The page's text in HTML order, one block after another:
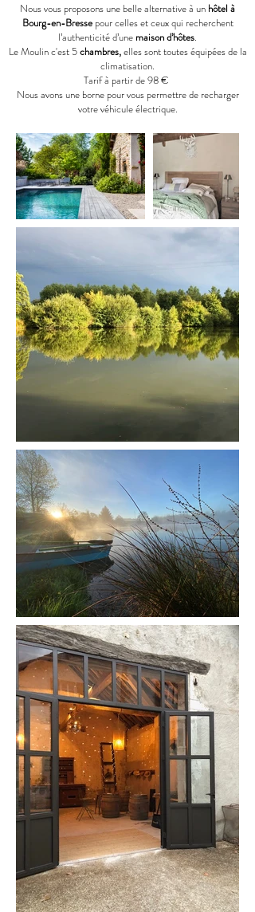
Nous vous proposons une belle alternative à un hôtel à
Bourg-en-Bressepour celles et ceux qui recherchent
l’authenticité d’une maison d’hôtes.
Le Moulin c'est 5chambres,elles sont touteséquipées de la
climatisation.
Tarif à partir de 98 €
Nous avons une borne pour vous permettre de recharger
votre véhicule électrique.